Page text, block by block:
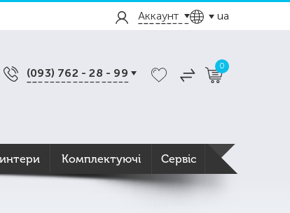
Аккаунт ua
(093) 762 - 28 - 99
0
Комплектуючі Сервіс